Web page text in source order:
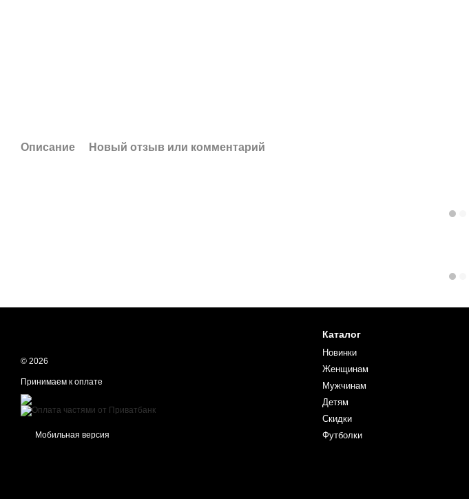
Описание Новый отзыв или комментарий
© 2026
Принимаем к оплате
Мобильная версия
Каталог
Новинки
Женщинам
Мужчинам
Детям
Скидки
Футболки